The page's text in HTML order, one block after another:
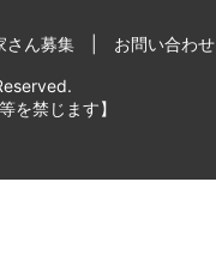
さん募集 お問い合わせ
を禁じます】